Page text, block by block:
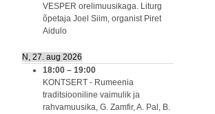
VESPER orelimuusikaga. Liturg
õpetaja Joel Siim, organist Piret
Aidulo
N, 27. aug 2026
18:00 – 19:00
KONTSERT - Rumeenia
traditsiooniline vaimulik ja
rahvamuusika, G. Zamfir, A. Pal, B.